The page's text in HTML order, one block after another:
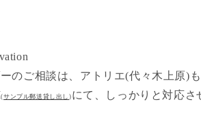
のご相談は、アトリエ(代々木上原)
(サンプル郵送貸し出し) にて、しっかりと対応さ